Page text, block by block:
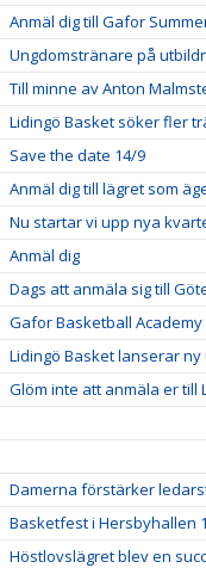
Anmäl dig till Gafor
Ungdomstränare på
Till minne av Anton
Lidingö Basket söker fler
Save the date 14/9
Anmäl dig till lägret som
Nu startar vi upp nya
Anmäl dig
Dags att anmäla sig till
Gafor Basketball Academy
Lidingö Basket lanserar
Glöm inte att anmäla er till
Damerna förstärker
Basketfest i Hersbyhallen
Höstlovslägret blev en